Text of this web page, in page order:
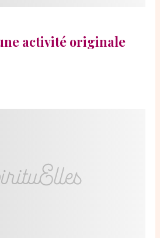
Vive la famille
activité originale